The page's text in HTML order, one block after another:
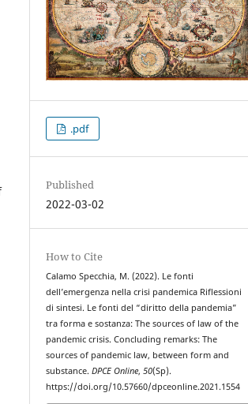
.pdf
Published
2022-03-02
How to Cite
Calamo Specchia, M. (2022). Le fonti
dell’emergenza nella crisi pandemica Riflessioni
di sintesi. Le fonti del “diritto della pandemia”
tra forma e sostanza: The sources of law of the
pandemic crisis. Concluding remarks: The
sources of pandemic law, between form and
substance.DPCE Online,50(Sp).
https://doi.org/10.57660/dpceonline.2021.1554